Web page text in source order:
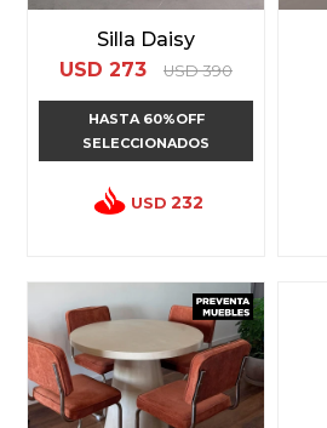
Silla Daisy
USD 273 USD 390
HASTA 60%OFF
SELECCIONADOS
USD 232